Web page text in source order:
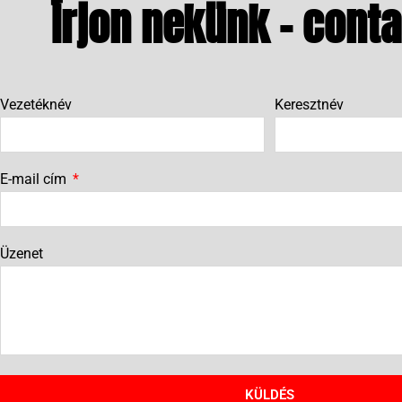
Írjon nekünk -
Vezetéknév Keresztnév
E-mail cím
Üzenet
KÜLDÉS